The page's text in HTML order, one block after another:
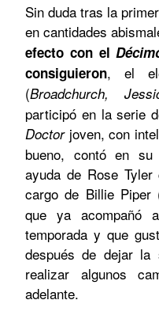
Sin duda tras la
en cantidades
efecto con el
consiguieron, el
(Broadchurch,
participó en la serie
Doctorjoven, con
bueno, contó en
ayuda de Rose
cargo de Billie Piper
que ya acompañó
temporada y que
después de dejar la
realizar algunos
adelante.